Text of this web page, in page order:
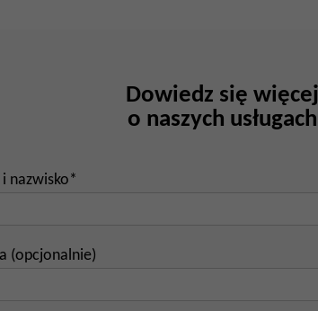
Dowiedz się więcej
o naszych usługach
nazwisko*
(opcjonalnie)